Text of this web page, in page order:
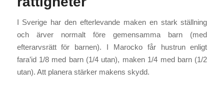
I Sverige har den efterlevande maken en stark ställning
och ärver normalt före gemensamma barn (med
efterarvsrätt för barnen). I Marocko får hustrun enligt
fara’id 1/8 med barn (1/4 utan), maken 1/4 med barn (1/2
utan). Att planera stärker makens skydd.